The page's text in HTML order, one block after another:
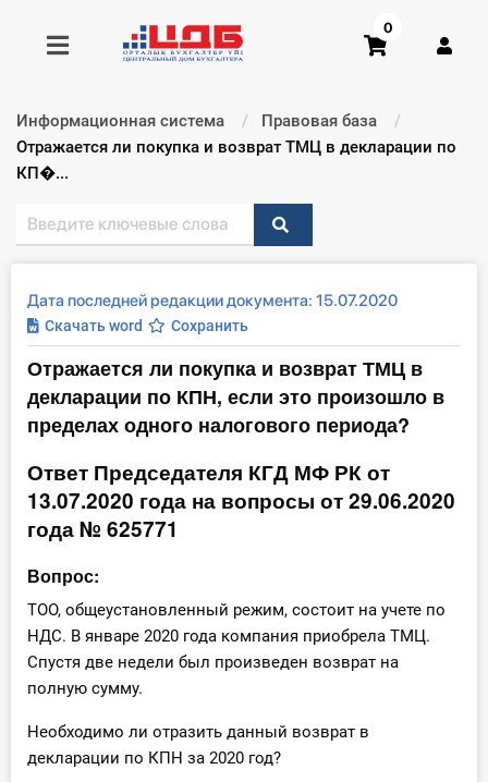
Получить консультацию
Главная ИС
Формы
Консультации
Правовая база
Библиотека бухгалтера
Инструменты
Вебинары
Справочник бухгалтера
Участник ВЭД
Практика ИП
0
Информационная система
Правовая база
Текущий:
Отражается ли покупка и возврат ТМЦ в декларации по
КП�...
Дата последней редакции документа: 15.07.2020
Скачать word Сохранить
Отражается ли покупка и возврат ТМЦ в
декларации по КПН, если это произошло в
пределах одного налогового периода?
Ответ Председателя КГД МФ РК от
13.07.2020 года на вопросы от 29.06.2020
года № 625771
Вопрос:
ТОО, общеустановленный режим, состоит на учете по
НДС. В январе 2020 года компания приобрела ТМЦ.
Спустя две недели был произведен возврат на
полную сумму.
Необходимо ли отразить данный возврат в
декларации по КПН за 2020 год?